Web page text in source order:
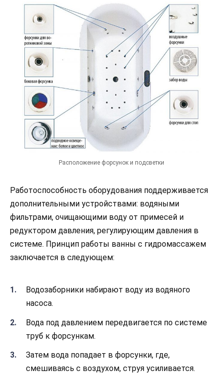
Расположение форсунок и подсветки
Работоспособность оборудования поддерживается
дополнительными устройствами: водяными
фильтрами, очищающими воду от примесей и
редуктором давления, регулирующим давления в
системе. Принцип работы ванны с гидромассажем
заключается в следующем:
Водозаборники набирают воду из водяного
насоса.
Вода под давлением передвигается по системе
труб к форсункам.
Затем вода попадает в форсунки, где,
смешиваясь с воздухом, струя усиливается.